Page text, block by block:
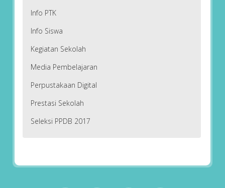
Info PTK
Info Siswa
Kegiatan Sekolah
Media Pembelajaran
Perpustakaan Digital
Prestasi Sekolah
Seleksi PPDB 2017